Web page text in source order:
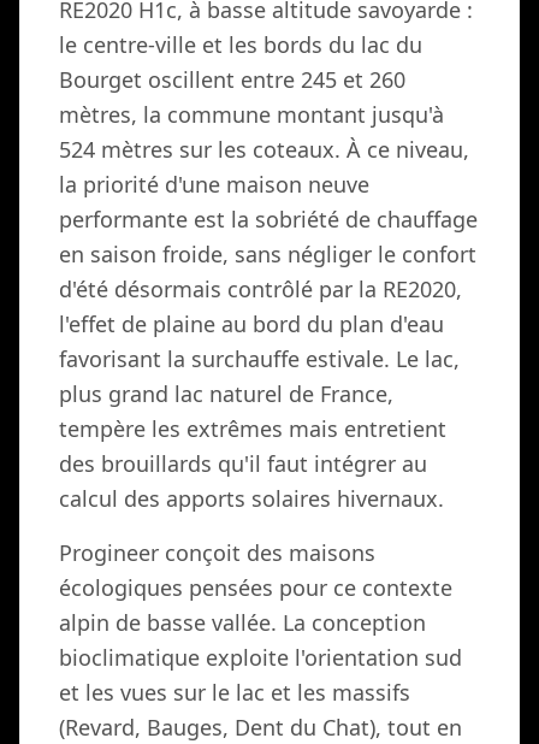
RE2020 H1c, à basse altitude savoyarde :
le centre-ville et les bords du lac du
Bourget oscillent entre 245 et 260
mètres, la commune montant jusqu'à
524 mètres sur les coteaux. À ce niveau,
la priorité d'une maison neuve
performante est la sobriété de chauffage
en saison froide, sans négliger le confort
d'été désormais contrôlé par la RE2020,
l'effet de plaine au bord du plan d'eau
favorisant la surchauffe estivale. Le lac,
plus grand lac naturel de France,
tempère les extrêmes mais entretient
des brouillards qu'il faut intégrer au
calcul des apports solaires hivernaux.
Progineer conçoit des maisons
écologiques pensées pour ce contexte
alpin de basse vallée. La conception
bioclimatique exploite l'orientation sud
et les vues sur le lac et les massifs
(Revard, Bauges, Dent du Chat), tout en